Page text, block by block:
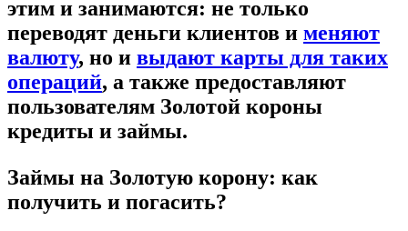
этим и занимаются: не только
переводят деньги клиентов и меняют
валюту, но и выдают карты для таких
операций, а также предоставляют
пользователям Золотой короны
кредиты и займы.
Займы на Золотую корону: как
получить и погасить?